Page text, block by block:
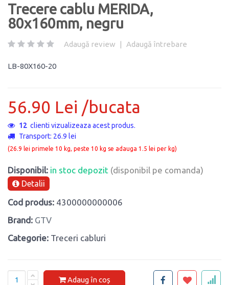
Trecere cablu MERIDA,
80x160mm, negru
Adaugă review | Adaugă întrebare
LB-80X160-20
56.90 Lei /bucata
12 clienti vizualizeaza acest produs.
Transport: 26.9 lei
(26.9 lei primele 10 kg, peste 10 kg se adauga 1.5 lei per kg)
Disponibil: in stoc depozit (disponibil pe comanda)
Detalii
Cod produs: 4300000000006
Brand: GTV
Categorie: Treceri cabluri
Adaug în coș